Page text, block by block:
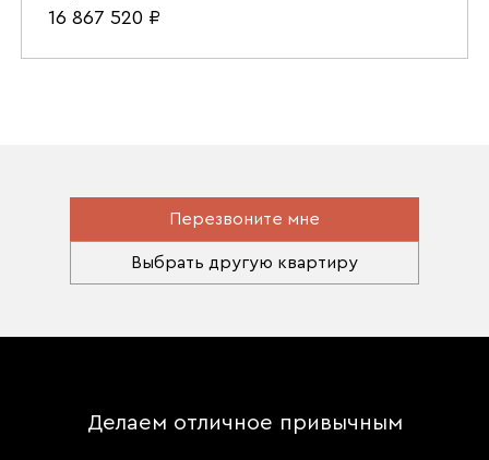
16 867 520 ₽
Перезвоните мне
Выбрать другую квартиру
Делаем отличное привычным